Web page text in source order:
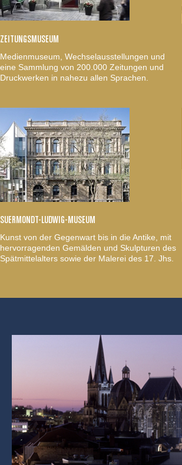
ZEITUNGSMUSEUM
Medienmuseum, Wechselausstellungen und
eine Sammlung von 200.000 Zeitungen und
Druckwerken in nahezu allen Sprachen.
SUERMONDT-LUDWIG-MUSEUM
Kunst von der Gegenwart bis in die Antike, mit
hervorragenden Gemälden und Skulpturen des
Spätmittelalters sowie der Malerei des 17. Jhs.